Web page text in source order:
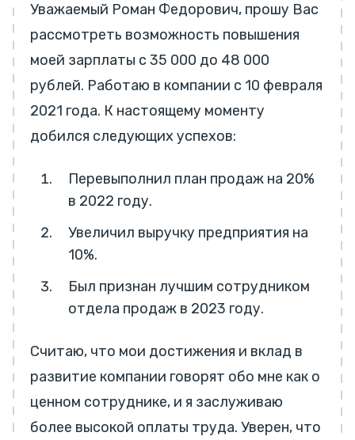
Уважаемый Роман Федорович, прошу Вас
рассмотреть возможность повышения
моей зарплаты с 35 000 до 48 000
рублей. Работаю в компании с 10 февраля
2021 года. К настоящему моменту
добился следующих успехов:
Перевыполнил план продаж на 20%
в 2022 году.
Увеличил выручку предприятия на
10%.
Был признан лучшим сотрудником
отдела продаж в 2023 году.
Считаю, что мои достижения и вклад в
развитие компании говорят обо мне как о
ценном сотруднике, и я заслуживаю
более высокой оплаты труда. Уверен, что